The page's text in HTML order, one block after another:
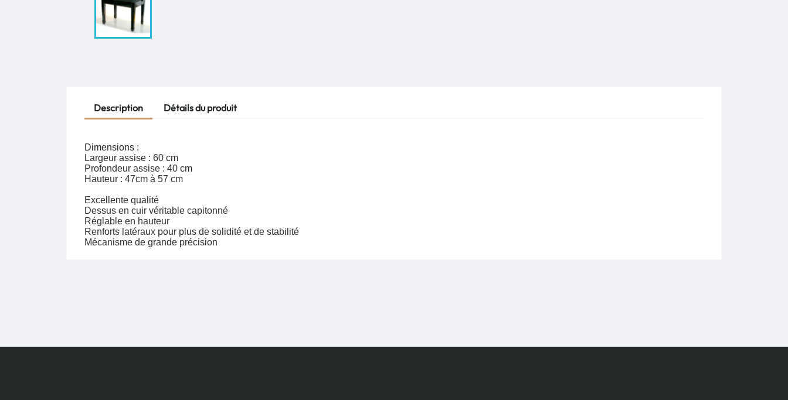
Description Détails du produit
Dimensions :
Largeur assise : 60 cm
Profondeur assise : 40 cm
Hauteur : 47cm à 57 cm
Excellente qualité
Dessus en cuir véritable capitonné
Réglable en hauteur
Renforts latéraux pour plus de solidité et de stabilité
Mécanisme de grande précision